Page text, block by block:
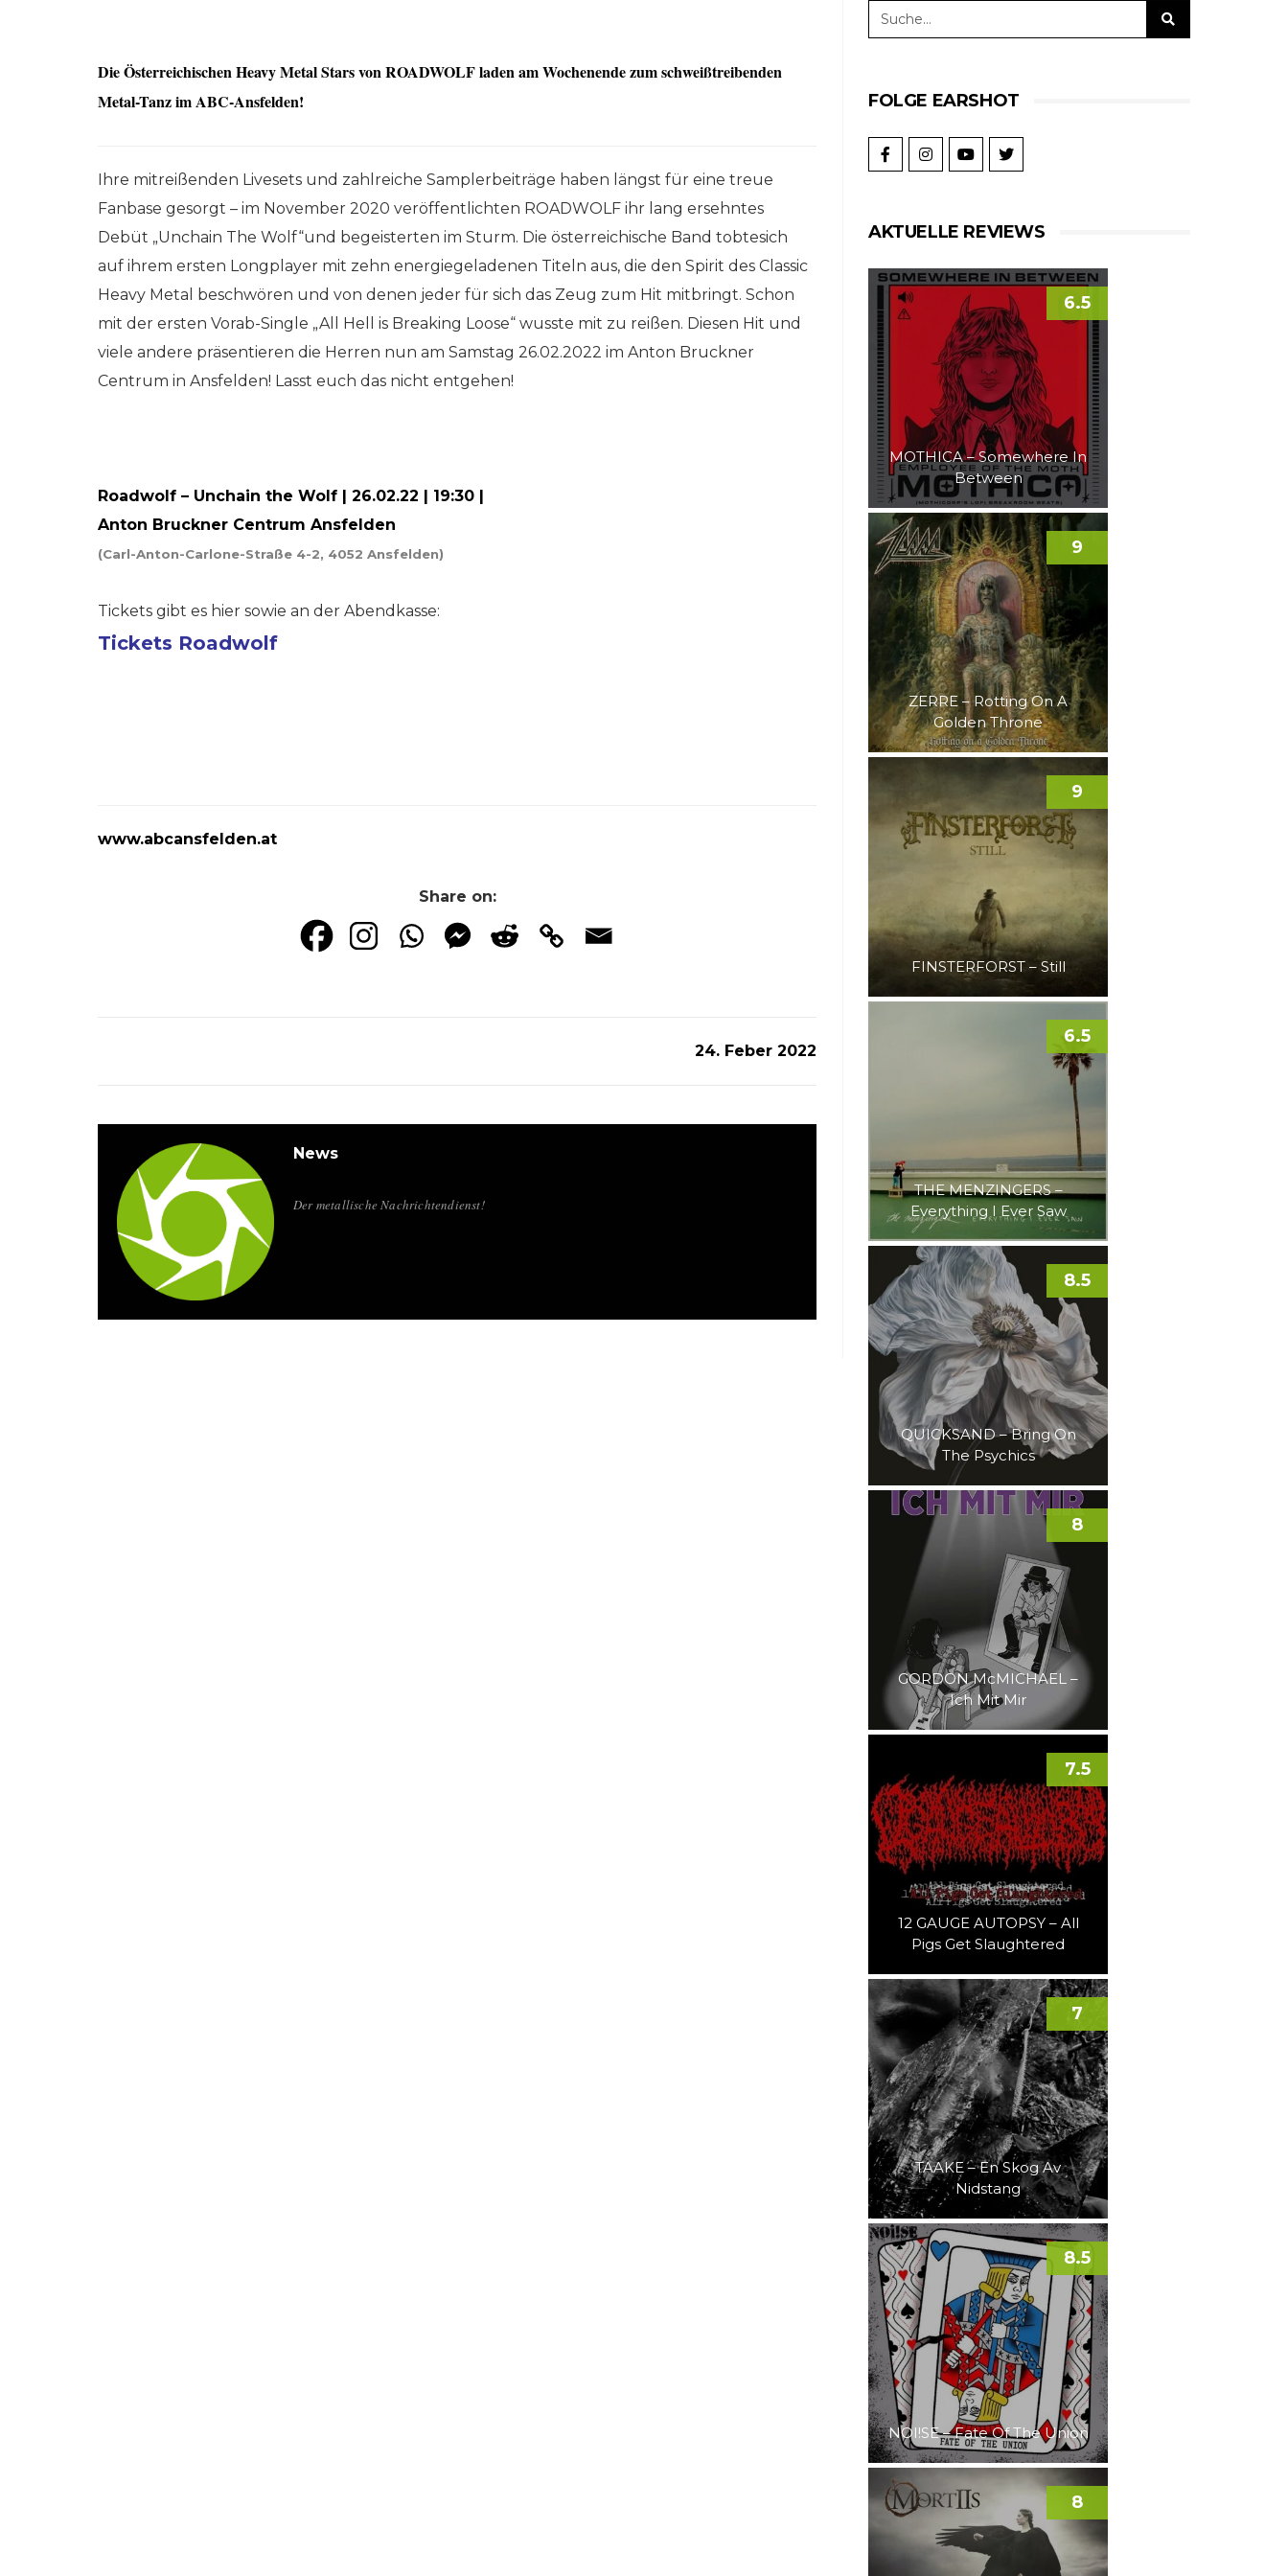
Die Österreichischen Heavy Metal Stars von ROADWOLF laden am Wochenende zum schweißtreibenden
Metal-Tanz im ABC-Ansfelden!
Ihre mitreißenden Livesets und zahlreiche Samplerbeiträge haben längst für eine treue
Fanbase gesorgt – im November 2020 veröffentlichten ROADWOLF ihr lang ersehntes
Debüt „Unchain The Wolf“und begeisterten im Sturm. Die österreichische Band tobtesich
auf ihrem ersten Longplayer mit zehn energiegeladenen Titeln aus, die den Spirit des Classic
Heavy Metal beschwören und von denen jeder für sich das Zeug zum Hit mitbringt. Schon
mit der ersten Vorab-Single „All Hell is Breaking Loose“ wusste mit zu reißen. Diesen Hit und
viele andere präsentieren die Herren nun am Samstag 26.02.2022 im Anton Bruckner
Centrum in Ansfelden! Lasst euch das nicht entgehen!
Roadwolf – Unchain the Wolf | 26.02.22 | 19:30 |
Anton Bruckner Centrum Ansfelden
(Carl-Anton-Carlone-Straße 4-2, 4052 Ansfelden)
Tickets gibt es hier sowie an der Abendkasse:
Tickets Roadwolf
www.abcansfelden.at
Share on:
24. Feber 2022
News
Der metallische Nachrichtendienst!
FOLGE EARSHOT
AKTUELLE REVIEWS
MOTHICA – Somewhere In
Between
6.5
ZERRE – Rotting On A
Golden Throne
9
FINSTERFORST – Still
9
THE MENZINGERS –
Everything I Ever Saw
6.5
QUICKSAND – Bring On
The Psychics
8.5
GORDON McMICHAEL –
Ich Mit Mir
8
12 GAUGE AUTOPSY – All
Pigs Get Slaughtered
7.5
TAAKE – En Skog Av
Nidstang
7
NOI!SE – Fate Of The Union
8.5
8